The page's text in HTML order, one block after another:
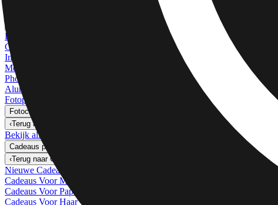
Meer Wandafdrukken
Bekijk alles
Canvas Afdrukken
Ingelijste Afdrukken
Metalen Afdrukken
Photo Tiles
Aluminium Afdrukken
Fotoposters
Fotocadeaus
‹Terug naar
Bekijk alles
Cadeaus per Ontvanger
‹Terug naar Cadeaus per Ontvanger
Nieuwe Cadeaus
Cadeaus Voor Moeder
Cadeaus Voor Papa
Cadeaus Voor Haar